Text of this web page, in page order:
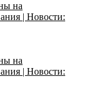
на
| Новости:
на
| Новости: